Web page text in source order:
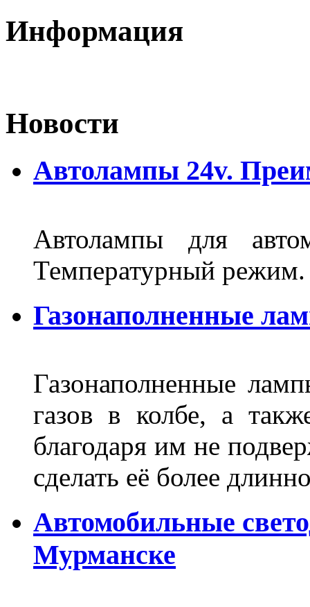
Информация
Новости
Автолампы 24v.
Автолампы для
Температурный
Газонаполненные
Газонаполненные
газов в колбе, а
благодаря им не
сделать её более
Автомобильные
Мурманске